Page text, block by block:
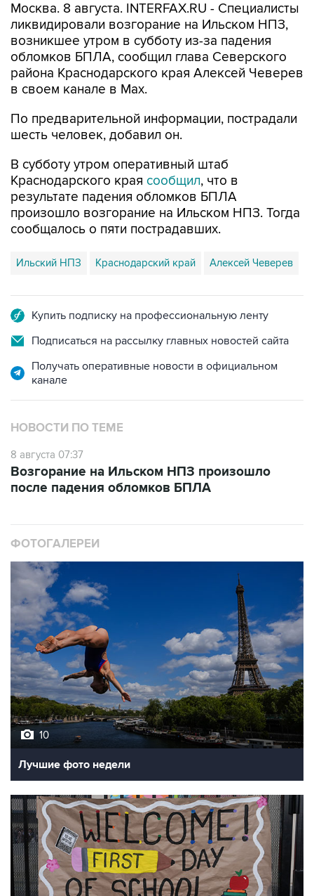
Москва. 8 августа. INTERFAX.RU - Специалисты
ликвидировали возгорание на Ильском НПЗ,
возникшее утром в субботу из-за падения
обломков БПЛА, сообщил глава Северского
района Краснодарского края Алексей Чеверев
в своем канале в Max.
По предварительной информации, пострадали
шесть человек, добавил он.
В субботу утром оперативный штаб
Краснодарского края сообщил, что в
результате падения обломков БПЛА
произошло возгорание на Ильском НПЗ. Тогда
сообщалось о пяти пострадавших.
Ильский НПЗ Краснодарский край Алексей Чеверев
Купить подписку на профессиональную ленту
Подписаться на рассылку главных новостей сайта
Получать оперативные новости в официальном
канале
НОВОСТИ ПО ТЕМЕ
8 августа 07:37
Возгорание на Ильском НПЗ произошло
после падения обломков БПЛА
ФОТОГАЛЕРЕИ
10
Лучшие фото недели